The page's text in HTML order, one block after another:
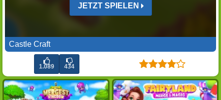
JETZT SPIELEN
Castle Craft
1.089 434